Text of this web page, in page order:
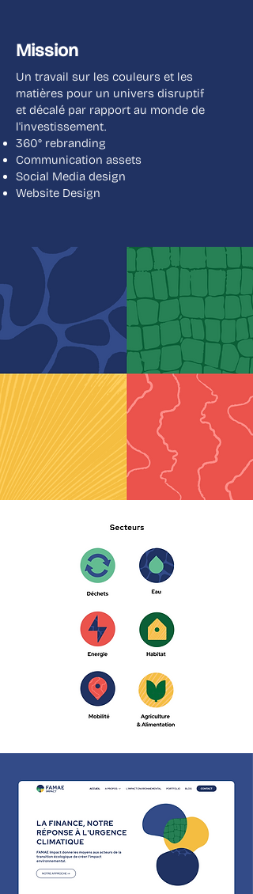
Mission
Un travail sur les couleurs et les
matières pour un univers disruptif
et décalé par rapport au monde de
l'investissement.
360° rebranding
Communication assets
Social Media design
Website Design